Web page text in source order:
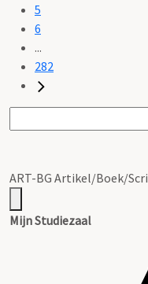
5
6
...
282
ART-BG Artikel/Boek/
Mijn Studiezaal